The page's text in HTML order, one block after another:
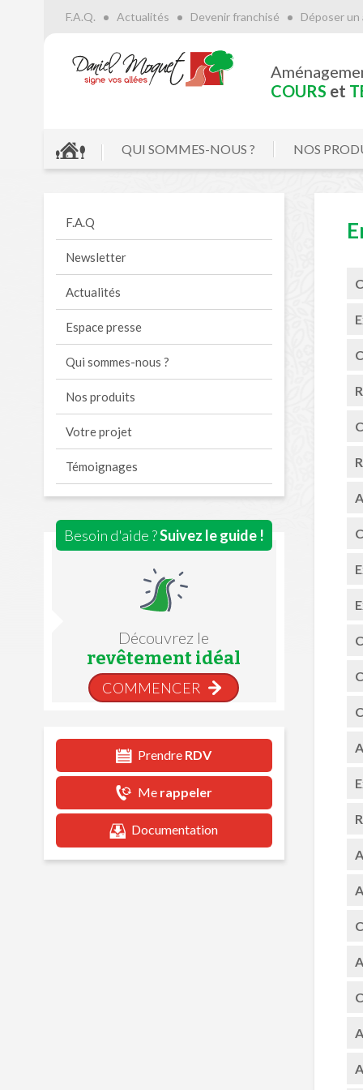
F.A.Q. Actualités Devenir franchisé Déposer un
COURS et
QUI SOMMES-NOUS ? NOS
F.A.Q
Newsletter
Actualités
Espace presse
Qui sommes-nous ?
Nos produits
Votre projet
Témoignages
Besoin d'aide ?Suivez le guide !
Découvrez le
revêtement idéal
COMMENCER
Prendre RDV
Me rappeler
Documentation